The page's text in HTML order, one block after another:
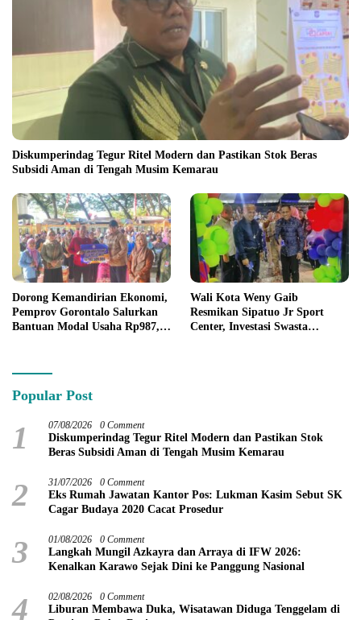
Diskumperindag Tegur Ritel Modern dan Pastikan Stok Beras
Subsidi Aman di Tengah Musim Kemarau
Dorong Kemandirian Ekonomi,
Pemprov Gorontalo Salurkan
Bantuan Modal Usaha Rp987,5
Wali Kota Weny Gaib
Resmikan Sipatuo Jr Sport
Center, Investasi Swasta
Popular Post
1 07/08/2026 0 Comment
Diskumperindag Tegur Ritel Modern dan Pastikan Stok
Beras Subsidi Aman di Tengah Musim Kemarau
2 31/07/2026 0 Comment
Eks Rumah Jawatan Kantor Pos: Lukman Kasim Sebut SK
Cagar Budaya 2020 Cacat Prosedur
3 01/08/2026 0 Comment
Langkah Mungil Azkayra dan Arraya di IFW 2026:
Kenalkan Karawo Sejak Dini ke Panggung Nasional
4 02/08/2026 0 Comment
Liburan Membawa Duka, Wisatawan Diduga Tenggelam di